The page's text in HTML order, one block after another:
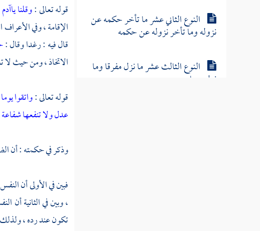
النوع الثاني عشر ما تأخر حكمه عن
نزوله وما تأخر نزوله عن حكمه
النوع الثالث عشر ما نزل مفرقا وما
نزل جمعا
قوله تعالى :وقلنا
الإقامة ، وفي
قال فيه : رغدا وقال :
الاتخاذ ، ومن حيث
قوله تعالى :واتقوا
عدل ولا تنفعها شفاعة
وذكر في حكمته : أن
فبين في الأولى أن
، وبين في الثانية أن
تكون عند رده ، ولذلك